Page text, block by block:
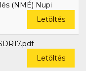
(NMÉ) Nupi
Letöltés
Letöltés